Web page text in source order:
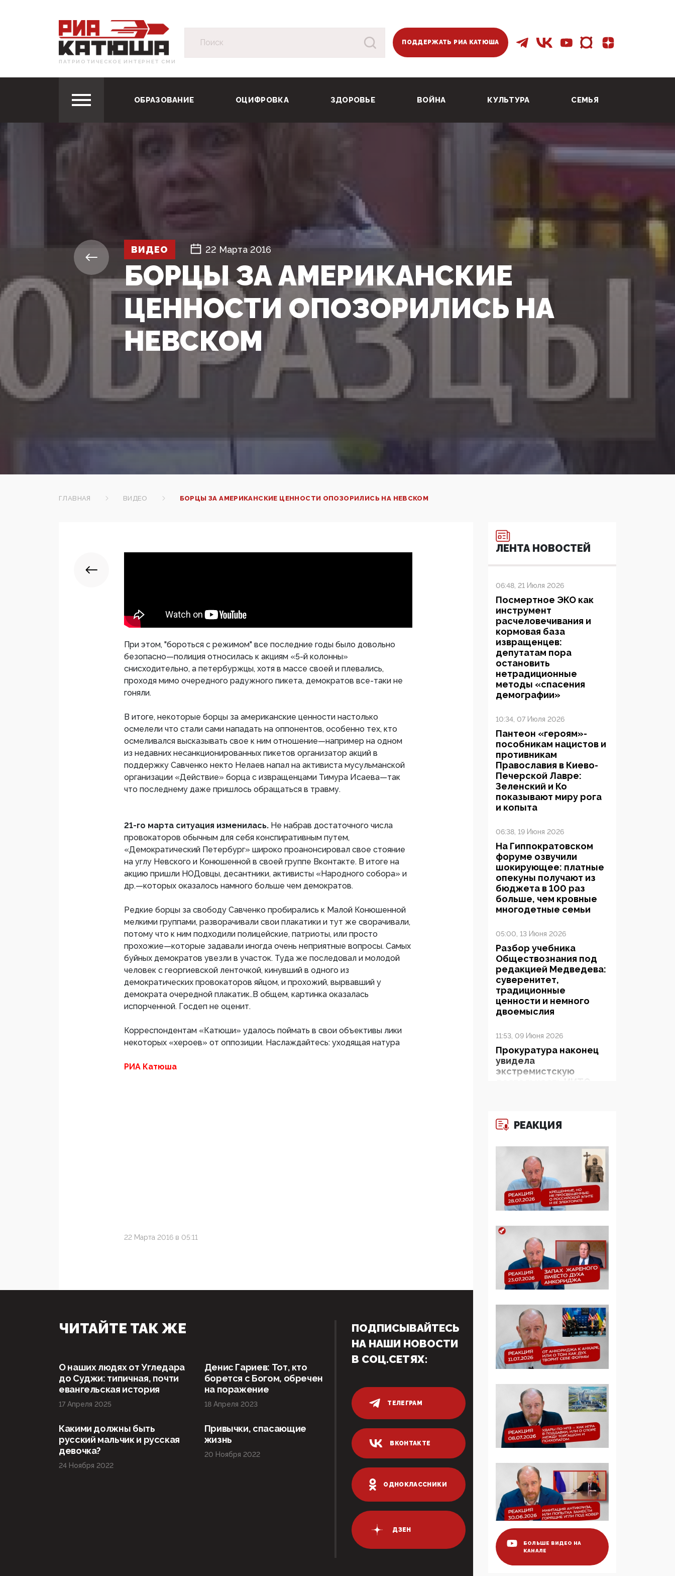
ПАТРИОТИЧЕСКОЕ ИНТЕРНЕТ СМИ
ПОДДЕРЖАТЬ РИА КАТЮША
ОБРАЗОВАНИЕ ОЦИФРОВКА ЗДОРОВЬЕ ВОЙНА КУЛЬТУРА СЕМЬЯ
ВИДЕО 22 Марта 2016
БОРЦЫ ЗА АМЕРИКАНСКИЕ
ЦЕННОСТИ ОПОЗОРИЛИСЬ НА
НЕВСКОМ
ГЛАВНАЯ ВИДЕО БОРЦЫ ЗА АМЕРИКАНСКИЕ ЦЕННОСТИ ОПОЗОРИЛИСЬ НА НЕВСКОМ
При этом, "бороться с режимом" все последние годы было довольно
безопасно—полиция относилась к акциям «5-й колонны»
снисходительно, а петербуржцы, хотя в массе своей и плевались,
проходя мимо очередного радужного пикета, демократов все-таки не
гоняли.
В итоге, некоторые борцы за американские ценности настолько
осмелели что стали сами нападать на оппонентов, особенно тех, кто
осмеливался высказывать свое к ним отношение—например на одном
из недавних несанкционированных пикетов организатор акций в
поддержку Савченко некто Нелаев напал на активиста мусульманской
организации «Действие» борца с извращенцами Тимура Исаева—так
что последнему даже пришлось обращаться в травму.
21-го марта ситуация изменилась. Не набрав достаточного числа
провокаторов обычным для себя конспиративным путем,
«Демократический Петербург» широко проанонсировал свое стояние
на углу Невского и Конюшенной в своей группе Вконтакте. В итоге на
акцию пришли НОДовцы, десантники, активисты «Народного собора» и
др.—которых оказалось намного больше чем демократов.
Редкие борцы за свободу Савченко пробирались к Малой Конюшенной
мелкими группами, разворачивали свои плакатики и тут же сворачивали,
потому что к ним подходили полицейские, патриоты, или просто
прохожие—которые задавали иногда очень неприятные вопросы. Самых
буйных демократов увезли в участок. Туда же последовал и молодой
человек с георгиевской ленточкой, кинувший в одного из
демократических провокаторов яйцом, и прохожий, вырвавший у
демократа очередной плакатик..В общем, картинка оказалась
испорченной. Госдеп не оценит.
Корреспондентам «Катюши» удалось поймать в свои объективы лики
некоторых «хероев» от оппозиции. Наслаждайтесь: уходящая натура
РИА Катюша
22 Марта 2016 в 05:11
ЛЕНТА НОВОСТЕЙ
06:48, 21 Июля 2026
Посмертное ЭКО как
инструмент
расчеловечивания и
кормовая база
извращенцев:
депутатам пора
остановить
нетрадиционные
методы «спасения
демографии»
10:34, 07 Июля 2026
Пантеон «героям»-
пособникам нацистов и
противникам
Православия в Киево-
Печерской Лавре:
Зеленский и Ко
показывают миру рога
и копыта
06:38, 19 Июня 2026
На Гиппократовском
форуме озвучили
шокирующее: платные
опекуны получают из
бюджета в 100 раз
больше, чем кровные
многодетные семьи
05:00, 13 Июня 2026
Разбор учебника
Обществознания под
редакцией Медведева:
суверенитет,
традиционные
ценности и немного
двоемыслия
11:53, 09 Июня 2026
Прокуратура наконец
увидела
экстремистскую
деятельность ИИТО
определять повестку в
образовании
09:43, 01 Июня 2026
5G за счет здоровья
граждан: Минцифры
намерено отобрать у
регионов и
защищать жилые дома
и социальные объекты
от ЭМИ
05:58, 26 Мая 2026
Роскомнадзор
деструктивным и
опасным контентом
07:39, 25 Мая 2026
Манифест против
семьи и традиционных
люди» поднимают
электорат феминисток
на битву с
мужчинами-«бабуинам
и»
Эзотерика,
инфоцыганство и
лженаука под ширмой
защиты традиционных
ценностей: кто и с чем
выступал на форуме
«Россия 809. Традиции
будущего»
09:40, 06 Мая 2026
РЕАКЦИЯ
БОЛЬШЕ ВИДЕО НА
КАНАЛЕ
ЧИТАЙТЕ ТАК ЖЕ
О наших людях от Угледара
до Суджи: типичная, почти
евангельская история
17 Апреля 2025
Денис Гариев: Тот, кто
борется с Богом, обречен
на поражение
18 Апреля 2023
Какими должны быть
русский мальчик и русская
девочка?
24 Ноября 2022
Привычки, спасающие
жизнь
20 Ноября 2022
ПОДПИСЫВАЙТЕСЬ
НА НАШИ НОВОСТИ
В СОЦ.СЕТЯХ:
ТЕЛЕГРАМ
ВКОНТАКТЕ
ОДНОКЛАССНИКИ
ДЗЕН